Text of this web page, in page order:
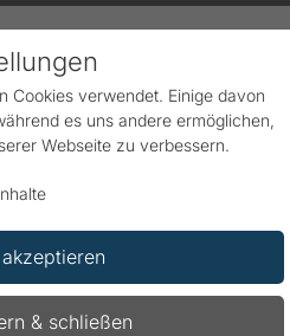
Cookies verwendet. Einige davon
es uns andere ermöglichen,
Webseite zu verbessern.
& schließen